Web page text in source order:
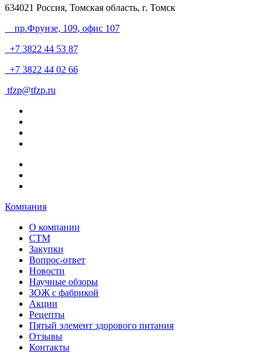
634021 Россия, Томская область, г. Томск
пр.Фрунзе, 109, офис 107
+7 3822 44 53 87
+7 3822 44 02 66
tfzp@tfzp.ru
Компания
О компании
СТМ
Закупки
Вопрос-ответ
Новости
Научные обзоры
ЗОЖ с фабрикой
Акции
Рецепты
Пятый элемент здорового питания
Отзывы
Контакты